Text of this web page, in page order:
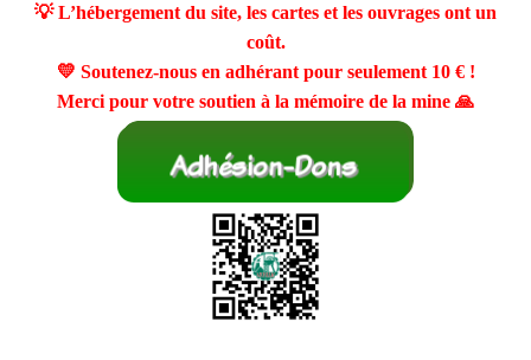
💡 L’hébergement du site, les cartes et les ouvrages ont un
coût.
💛 Soutenez-nous en adhérant pour seulement 10 €!
Merci pour votre soutien à la mémoire de la mine 🙏